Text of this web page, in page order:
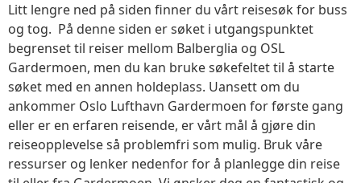
Litt lengre ned på siden finner du vårt reisesøk for buss
og tog. På denne siden er søket i utgangspunktet
begrenset til reiser mellom Balberglia og OSL
Gardermoen, men du kan bruke søkefeltet til å starte
søket med en annen holdeplass. Uansett om du
ankommer Oslo Lufthavn Gardermoen for første gang
eller er en erfaren reisende, er vårt mål å gjøre din
reiseopplevelse så problemfri som mulig. Bruk våre
ressurser og lenker nedenfor for å planlegge din reise